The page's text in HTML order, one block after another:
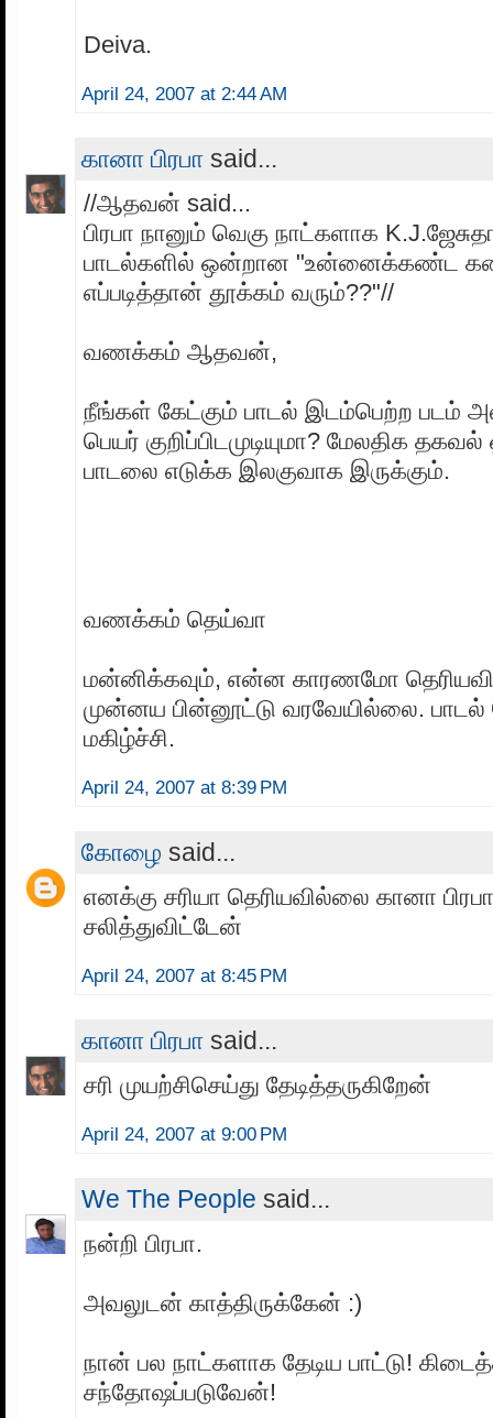
Deiva.
April 24, 2007 at 2:44 AM
கானா பிரபா said...
//ஆதவன் said...
பிரபா நானும் வெகு நாட்களாக
பாடல்களில் ஒன்றான "உன்னைக்கண்ட
எப்படித்தான் தூக்கம் வரும்??"//
வணக்கம் ஆதவன்,
நீங்கள் கேட்கும் பாடல் இடம்பெற்ற படம்
பெயர் குறிப்பிடமுடியுமா? மேலதிக
பாடலை எடுக்க இலகுவாக இருக்கும்.
வணக்கம் தெய்வா
மன்னிக்கவும், என்ன காரணமோ
முன்னய பின்னூட்டு வரவேயில்லை. பாடல்
மகிழ்ச்சி.
April 24, 2007 at 8:39 PM
கோழை said...
எனக்கு சரியா தெரியவில்லை கானா
சலித்துவிட்டேன்
April 24, 2007 at 8:45 PM
கானா பிரபா said...
சரி முயற்சிசெய்து தேடித்தருகிறேன்
April 24, 2007 at 9:00 PM
We The People said...
நன்றி பிரபா.
அவலுடன் காத்திருக்கேன் :)
நான் பல நாட்களாக தேடிய பாட்டு!
சந்தோஷப்படுவேன்!